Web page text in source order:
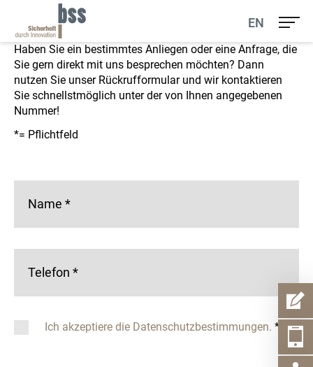
EN
Unser Rückrufservice
Haben Sie ein bestimmtes Anliegen oder eine Anfrage, die
Sie gern direkt mit uns besprechen möchten? Dann
nutzen Sie unser Rückrufformular und wir kontaktieren
Sie schnellstmöglich unter der von Ihnen angegebenen
Nummer!
*= Pflichtfeld
Name *
Telefon *
Ich akzeptiere die Datenschutzbestimmungen. *